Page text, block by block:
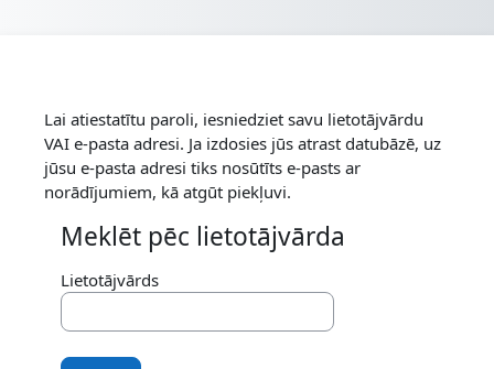
Lai atiestatītu paroli, iesniedziet savu lietotājvārdu
VAI e-pasta adresi. Ja izdosies jūs atrast datubāzē, uz
jūsu e-pasta adresi tiks nosūtīts e-pasts ar
norādījumiem, kā atgūt piekļuvi.
Meklēt pēc lietotājvārda
Meklēt pēc lietotājvārda
Lietotājvārds